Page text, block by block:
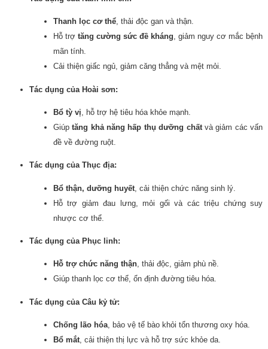
Thanh lọc cơ thể, thải độc gan và thận.
Hỗ trợ tăng cường sức đề kháng, giảm nguy cơ mắc bệnh
mãn tính.
Cải thiện giấc ngủ, giảm căng thẳng và mệt mỏi.
Tác dụng của Hoài sơn:
Bổ tỳ vị , hỗ trợ hệ tiêu hóa khỏe mạnh.
Giúptăng khả năng hấp thụ dưỡng chấtvà giảm các vấn
đề về đường ruột.
Tác dụng của Thục địa:
Bổ thận, dưỡng huyết, cải thiện chức năng sinh lý.
Hỗ trợ giảm đau lưng, mỏi gối và các triệu chứng suy
nhược cơ thể.
Tác dụng của Phục linh:
Hỗ trợ chức năng thận, thải độc, giảm phù nề.
Giúp thanh lọc cơ thể, ổn định đường tiêu hóa.
Tác dụng của Câu kỷ tử:
Chống lão hóa, bảo vệ tế bào khỏi tổn thương oxy hóa.
Bổ mắt, cải thiện thị lực và hỗ trợ sức khỏe da.